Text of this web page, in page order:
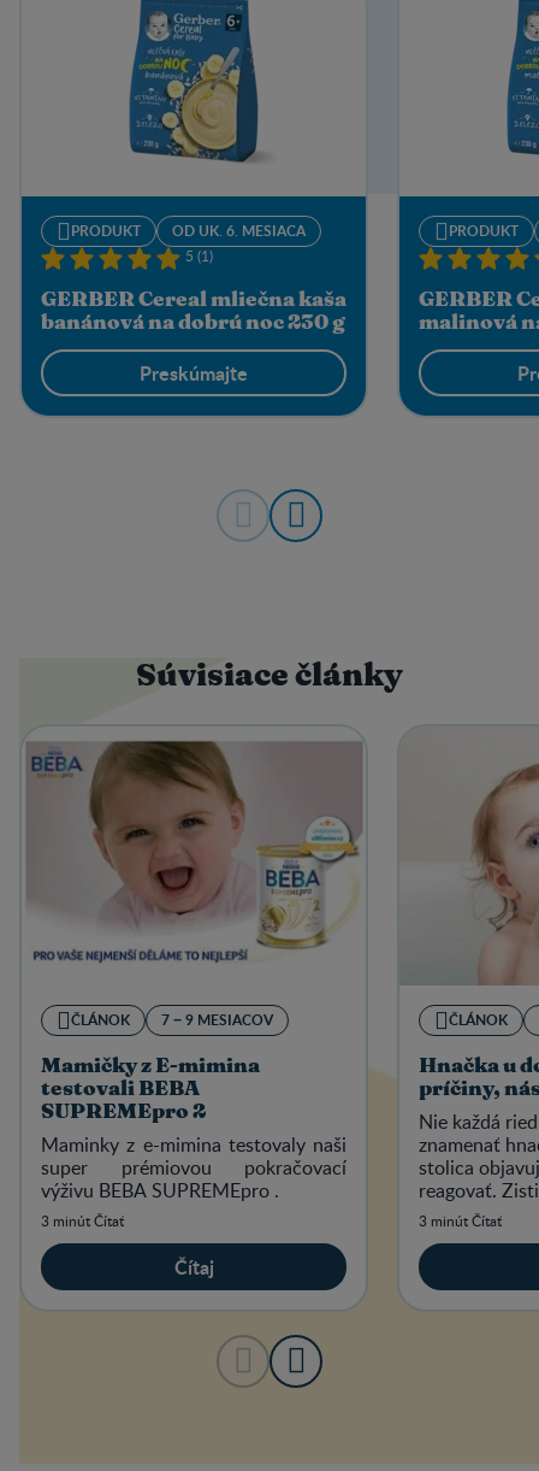
PRODUKT OD UK. 6. MESIACA
5 (1)
GERBER Cereal mliečna kaša
banánová na dobrú noc 230 g
Preskúmajte
PRODUKT
GERBER
malinová
Súvisiace články
ČLÁNOK 7 − 9 MESIACOV
Mamičky z E-mimina
testovali BEBA
SUPREMEpro 2
Maminky z e-mimina testovaly naši
super prémiovou pokračovací
výživu BEBA SUPREMEpro .
3 minút Čítať
Čítaj
ČLÁNOK
Hnačka u
príčiny,
Nie každá
znamenať
stolica
reagovať.
hnačku u
3 minút Čítať